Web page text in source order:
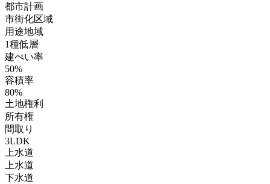
都市計画
市街化区域
用途地域
1種低層
建ぺい率
50%
容積率
80%
土地権利
所有権
間取り
3LDK
上水道
上水道
下水道